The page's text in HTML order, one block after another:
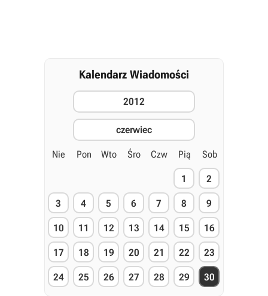
Kalendarz Wiadomości
2012
czerwiec
Nie Pon Wto Śro Czw Pią Sob
1 2
3 4 5 6 7 8 9
10 11 12 13 14 15 16
17 18 19 20 21 22 23
24 25 26 27 28 29 30